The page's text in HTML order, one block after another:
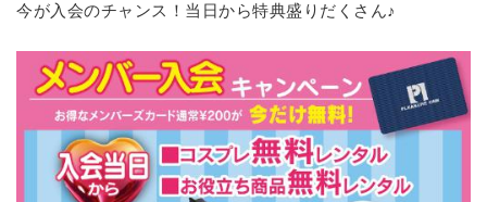
今が入会のチャンス！当日から特典盛りだくさん♪